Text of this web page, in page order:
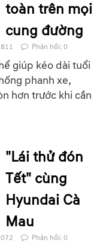
toàn trên mọi
cung đường
Phản hồi: 0
giúp kéo dài tuổi
phanh xe,
hơn trước khi cần
"Lái thử đón
Tết" cùng
Hyundai Cà
Mau
Phản hồi: 0